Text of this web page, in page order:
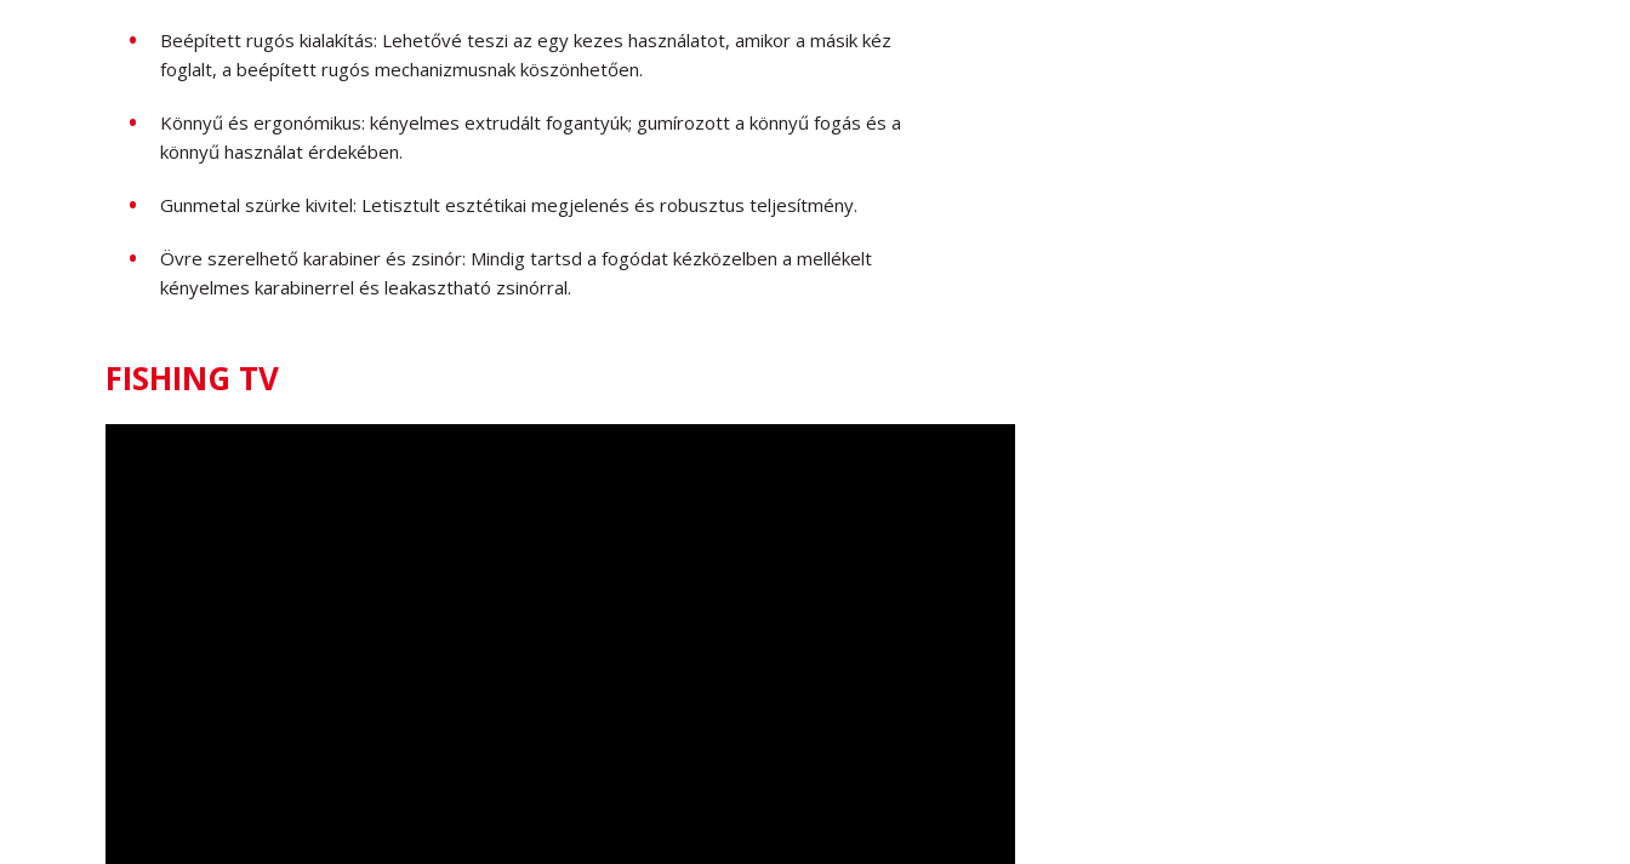
Beépített rugós kialakítás: Lehetővé teszi az egy kezes használatot, amikor a másik kéz
foglalt, a beépített rugós mechanizmusnak köszönhetően.
Könnyű és ergonómikus: kényelmes extrudált fogantyúk; gumírozott a könnyű fogás és a
könnyű használat érdekében.
Gunmetal szürke kivitel: Letisztult esztétikai megjelenés és robusztus teljesítmény.
Övre szerelhető karabiner és zsinór: Mindig tartsd a fogódat kézközelben a mellékelt
kényelmes karabinerrel és leakasztható zsinórral.
FISHING TV